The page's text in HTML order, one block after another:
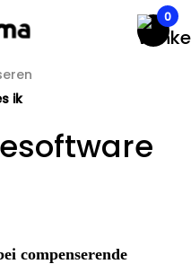
0
ik
compenserende